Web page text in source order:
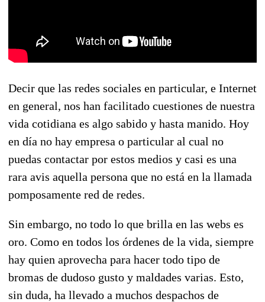
Decir que las redes sociales en particular, e Internet
en general, nos han facilitado cuestiones de nuestra
vida cotidiana es algo sabido y hasta manido. Hoy
en día no hay empresa o particular al cual no
puedas contactar por estos medios y casi es una
rara avis aquella persona que no está en la llamada
pomposamente red de redes.
Sin embargo, no todo lo que brilla en las webs es
oro. Como en todos los órdenes de la vida, siempre
hay quien aprovecha para hacer todo tipo de
bromas de dudoso gusto y maldades varias. Esto,
sin duda, ha llevado a muchos despachos de